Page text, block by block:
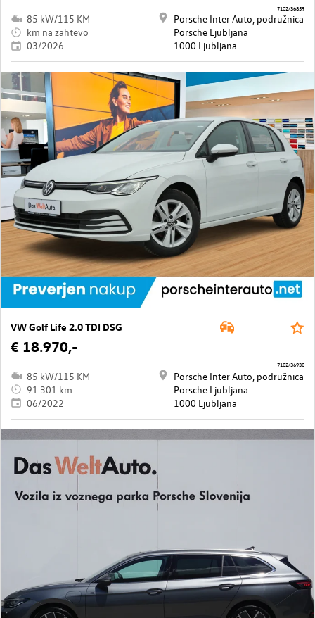
85 kW/115 KM
km na zahtevo
03/2026
Porsche Inter Auto, podružnica
Porsche Ljubljana
1000 Ljubljana
7102/36859
VW Golf Life 2.0 TDI DSG
€ 18.970,-
85 kW/115 KM
91.301 km
06/2022
Porsche Inter Auto, podružnica
Porsche Ljubljana
1000 Ljubljana
7102/36930